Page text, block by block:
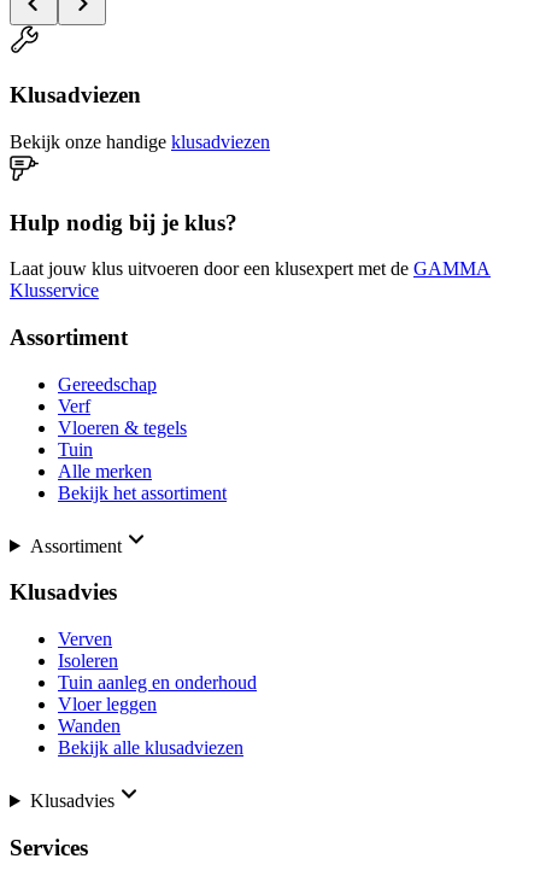
Klusadviezen
Bekijk onze handige klusadviezen
Hulp nodig bij je klus?
Laat jouw klus uitvoeren door een klusexpert met de GAMMA
Klusservice
Assortiment
Gereedschap
Verf
Vloeren & tegels
Tuin
Alle merken
Bekijk het assortiment
Assortiment
Klusadvies
Verven
Isoleren
Tuin aanleg en onderhoud
Vloer leggen
Wanden
Bekijk alle klusadviezen
Klusadvies
Services